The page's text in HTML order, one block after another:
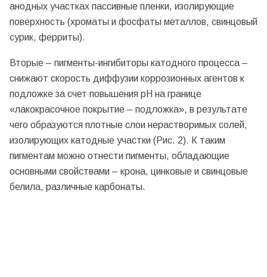
анодных участках пассивные пленки, изолирующие
поверхность (хроматы и фосфаты металлов, свинцовый
сурик, ферриты).
Вторые – пигменты-ингибиторы катодного процесса –
снижают скорость диффузии коррозионных агентов к
подложке за счет повышения рН на границе
«лакокрасочное покрытие – подложка», в результате
чего образуются плотные слои нерастворимых солей,
изолирующих катодные участки (Рис. 2). К таким
пигментам можно отнести пигменты, обладающие
основными свойствами – крона, цинковые и свинцовые
белила, различные карбонаты.